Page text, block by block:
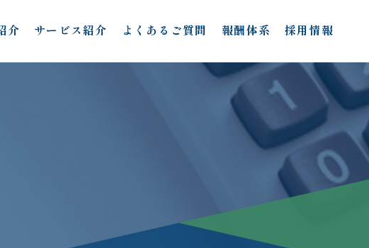
介 サービス紹介 よくあるご質問 報酬体系 採用情報